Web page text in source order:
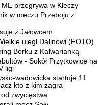
przegrywa w Kleczy
w meczu Przeboju z
z Jałowcem
uległ Dalinowi (FOTO)
Borku z Kalwarianką
- Sokół Przytkowice na
ligi
wadowicka startuje 11
kto z kim zagra
zwycięstwa